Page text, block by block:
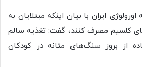
ایران با بیان اینکه مبتلایان به
کلسیم مصرف کنند، گفت: تغذیه سالم
از بروز سنگ‌های مثانه در کودکان